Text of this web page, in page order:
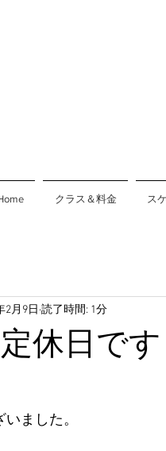
クラス＆料金 ス
休日です
2月9日 読了時間: 1分
ました。